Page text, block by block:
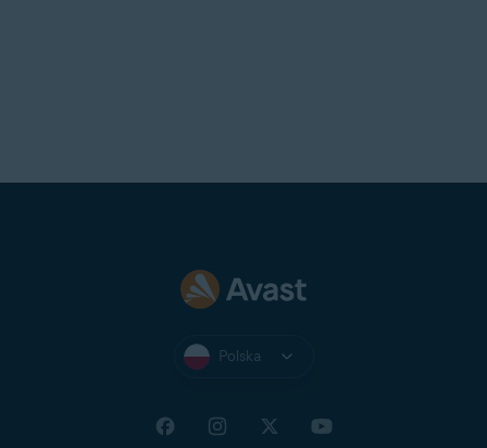
Polska